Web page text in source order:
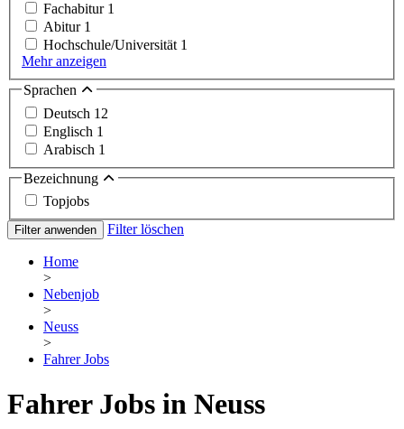
Fachabitur 1
Abitur 1
Hochschule/Universität 1
Mehr anzeigen
Sprachen
Deutsch 12
Englisch 1
Arabisch 1
Bezeichnung
Topjobs
Filter anwenden Filter löschen
Home
>
Nebenjob
>
Neuss
>
Fahrer Jobs
Fahrer Jobs in Neuss